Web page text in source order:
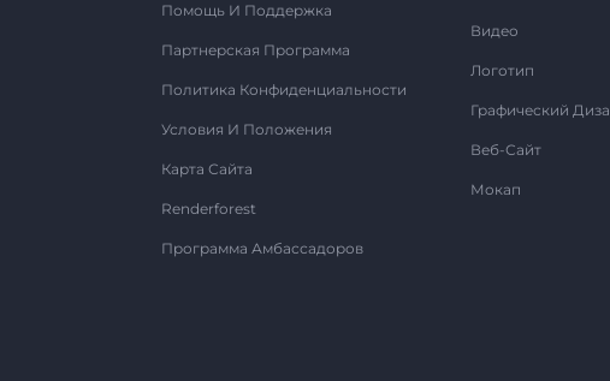
Помощь И Поддержка
Партнерская Программа
Политика Конфиденциальности
Условия И Положения
Карта Сайта
Renderforest
Программа Амбассадоров
Видео
Логотип
Графический
Веб-Сайт
Мокап